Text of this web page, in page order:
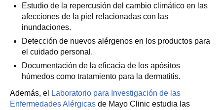
Estudio de la repercusión del cambio climático en las
afecciones de la piel relacionadas con las
inundaciones.
Detección de nuevos alérgenos en los productos para
el cuidado personal.
Documentación de la eficacia de los apósitos
húmedos como tratamiento para la dermatitis.
Además, el
Laboratorio para Investigación de las
Enfermedades Alérgicas de Mayo Clinic estudia las